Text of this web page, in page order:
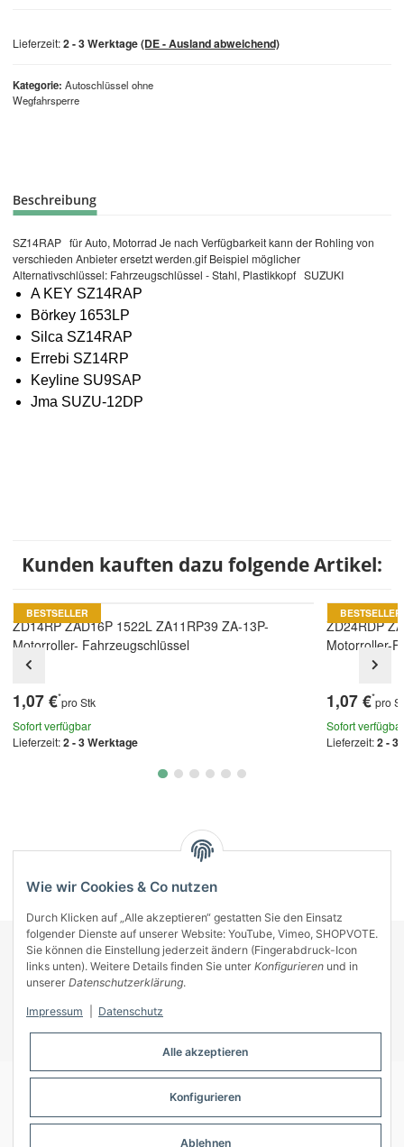
Kategorie Autoschlüssel ohne
Wegfahrsperre
Lieferzeit:2 - 3 Werktage(DE - Ausland abweichend)
Beschreibung
SZ14RAP für Auto, Motorrad Je nach Verfügbarkeit kann der Rohling von
verschieden Anbieter ersetzt werden.gif Beispiel möglicher
Alternativschlüssel: Fahrzeugschlüssel - Stahl, Plastikkopf SUZUKI
A KEY SZ14RAP
Börkey 1653LP
Silca SZ14RAP
Errebi SZ14RP
Keyline SU9SAP
Jma SUZU-12DP
Kunden kauften dazu folgende Artikel:
BESTSELLER
ZD14RP ZAD16P 1522L ZA11RP39 ZA-13P-
Motorroller- Fahrzeugschlüssel
1,07 €*pro Stk
Sofort verfügbar
Lieferzeit:2 - 3 Werktage
BESTSELLER
ZD24RDP
Motorroller-
1,07 €*pro
Sofort verfügbar
Lieferzeit:2 - 3
KONTAKT
INFORMATIONEN
ZAHLUNGSARTEN
© A-Key
Wie wir Cookies & Co nutzen
Durch Klicken auf „Alle akzeptieren“ gestatten Sie den Einsatz
folgender Dienste auf unserer Website: YouTube, Vimeo, SHOPVOTE.
Sie können die Einstellung jederzeit ändern (Fingerabdruck-Icon
links unten). Weitere Details finden Sie unter Konfigurieren und in
unserer Datenschutzerklärung.
Impressum Datenschutz
Alle akzeptieren
Konfigurieren
Ablehnen